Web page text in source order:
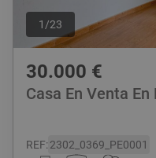
1 /23
30.000 €
Casa En Venta
REF:2302_0369_PE0001